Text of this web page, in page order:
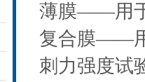
薄膜——用
复合膜——
刺力强度试